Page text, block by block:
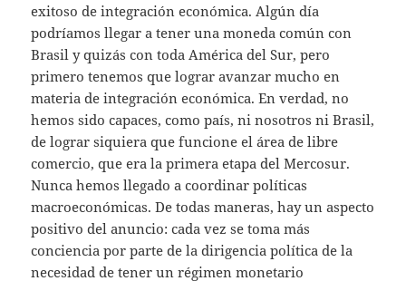
exitoso de integración económica. Algún día
podríamos llegar a tener una moneda común con
Brasil y quizás con toda América del Sur, pero
primero tenemos que lograr avanzar mucho en
materia de integración económica. En verdad, no
hemos sido capaces, como país, ni nosotros ni Brasil,
de lograr siquiera que funcione el área de libre
comercio, que era la primera etapa del Mercosur.
Nunca hemos llegado a coordinar políticas
macroeconómicas. De todas maneras, hay un aspecto
positivo del anuncio: cada vez se toma más
conciencia por parte de la dirigencia política de la
necesidad de tener un régimen monetario